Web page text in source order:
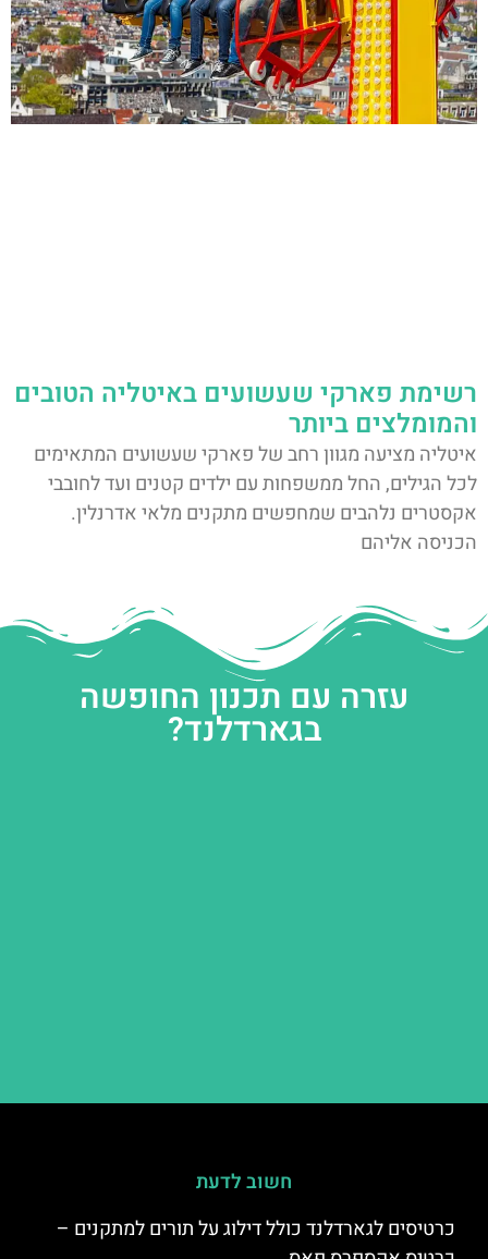
רשימת פארקי שעשועים באיטליה הטובים
והמומלצים ביותר
איטליה מציעה מגוון רחב של פארקי שעשועים המתאימים
לכל הגילים, החל ממשפחות עם ילדים קטנים ועד לחובבי
אקסטרים נלהבים שמחפשים מתקנים מלאי אדרנלין.
הכניסה אליהם
עזרה עם תכנון החופשה
בגארדלנד?
חשוב לדעת
כרטיסים לגארדלנד כולל דילוג על תורים למתקנים –